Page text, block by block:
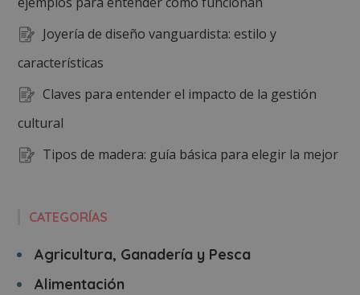
Joyería de diseño vanguardista: estilo y
características
Claves para entender el impacto de la gestión
cultural
Tipos de madera: guía básica para elegir la mejor
CATEGORÍAS
Agricultura, Ganadería y Pesca
Alimentación